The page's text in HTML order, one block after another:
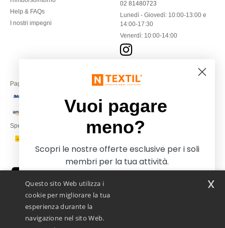
Help & FAQs
I nostri impegni
02 81480723
Lunedì - Giovedì: 10:00-13:00 e
14:00-17:30
Venerdì: 10:00-14:00
Paga con
Spediamo con
Questo sito Web utilizza i
cookie per migliorare la tua
esperienza durante la
navigazione nel sito Web.
x
Vuoi pagare
meno?
Scopri le nostre offerte esclusive per i soli
membri per la tua attività.